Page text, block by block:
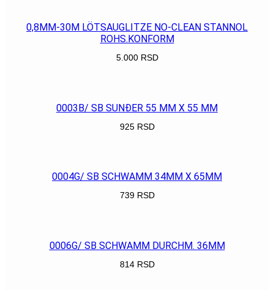
0,8MM-30M LÖTSAUGLITZE NO-CLEAN STANNOL
ROHS.KONFORM
5.000 RSD
0003B/ SB SUNĐER 55 MM X 55 MM
925 RSD
0004G/ SB SCHWAMM 34MM X 65MM
739 RSD
0006G/ SB SCHWAMM DURCHM. 36MM
814 RSD